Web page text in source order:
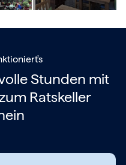
Stunden mit
Ratskeller